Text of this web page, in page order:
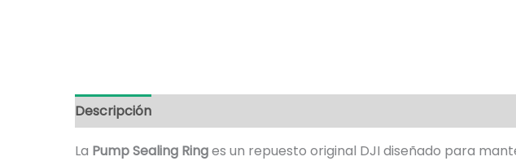
Descripción
La Pump Sealing Ringes un repuesto original DJI diseñado para